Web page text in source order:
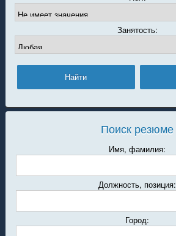
Занятость:
Поиск резюме
Имя, фамилия:
Должность, позиция:
Город: